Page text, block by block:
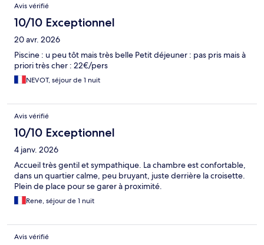
Avis vérifié
10/10 Exceptionnel
20 avr. 2026
Piscine : u peu tôt mais très belle Petit déjeuner : pas pris mais à
priori très cher : 22€/pers
NEVOT, séjour de 1 nuit
Avis vérifié
10/10 Exceptionnel
4 janv. 2026
Accueil très gentil et sympathique. La chambre est confortable,
dans un quartier calme, peu bruyant, juste derrière la croisette.
Plein de place pour se garer à proximité.
Rene, séjour de 1 nuit
Avis vérifié